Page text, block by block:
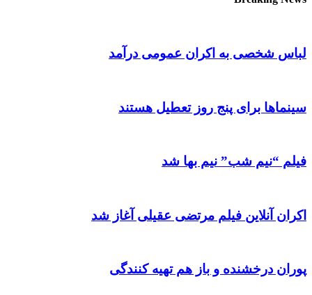
لباس شخصی به اکران عمومی درآمد
سینماها برای پنج‌ روز تعطیل هستند
فیلم “نیم شب” نیم بها شد
اکران آنلاین فیلم مرتضی عقیلی آغاز شد
پوران درخشنده و باز هم تهیه کنندگی